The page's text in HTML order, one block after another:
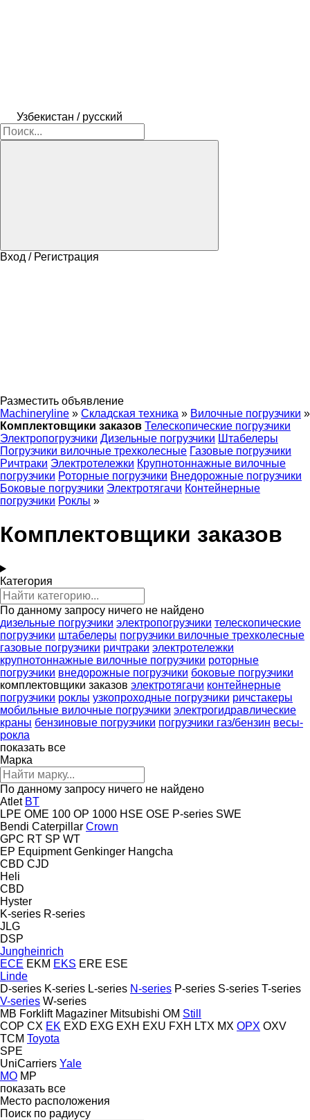
Узбекистан / русский
Вход / Регистрация
Разместить объявление
Machineryline » Складская техника » Вилочные погрузчики »
Комплектовщики заказов Телескопические погрузчики
Электропогрузчики Дизельные погрузчики Штабелеры
Погрузчики вилочные трехколесные Газовые погрузчики
Ричтраки Электротележки Крупнотоннажные вилочные
погрузчики Роторные погрузчики Внедорожные погрузчики
Боковые погрузчики Электротягачи Контейнерные
погрузчики Роклы »
Комплектовщики заказов
Категория
По данному запросу ничего не найдено
дизельные погрузчики электропогрузчики телескопические
погрузчики штабелеры погрузчики вилочные трехколесные
газовые погрузчики ричтраки электротележки
крупнотоннажные вилочные погрузчики роторные
погрузчики внедорожные погрузчики боковые погрузчики
комплектовщики заказов электротягачи контейнерные
погрузчики роклы узкопроходные погрузчики ричстакеры
мобильные вилочные погрузчики электрогидравлические
краны бензиновые погрузчики погрузчики газ/бензин весы-
рокла
показать все
Марка
По данному запросу ничего не найдено
Atlet BT
LPE OME 100 OP 1000 HSE OSE P-series SWE
Bendi Caterpillar Crown
GPC RT SP WT
EP Equipment Genkinger Hangcha
CBD CJD
Heli
CBD
Hyster
K-series R-series
JLG
DSP
Jungheinrich
ECE EKM EKS ERE ESE
Linde
D-series K-series L-series N-series P-series S-series T-series
V-series W-series
MB Forklift Magaziner Mitsubishi OM Still
COP CX EK EXD EXG EXH EXU FXH LTX MX OPX OXV
TCM Toyota
SPE
UniCarriers Yale
MO MP
показать все
Место расположения
Поиск по радиусу